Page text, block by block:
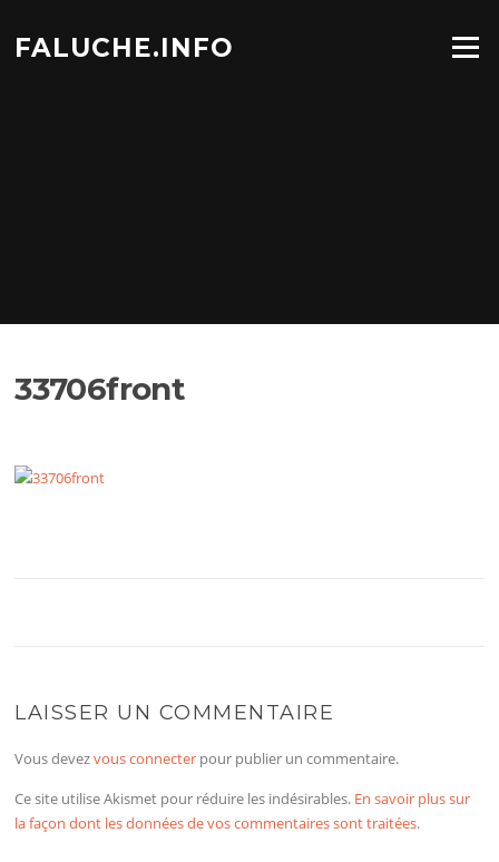
contenu
FALUCHE.INFO Menu
33706front
LAISSER UN COMMENTAIRE
Vous devezvous connecter pour publier un commentaire.
Ce site utilise Akismet pour réduire les indésirables. En savoir plus sur
la façon dont les données de vos commentaires sont traitées.